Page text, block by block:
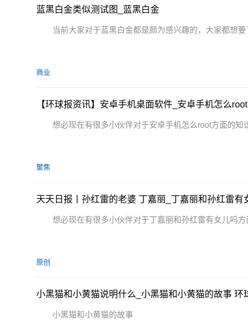
蓝黑白金类似测试图_蓝黑白金
当前大家对于蓝黑白金都是颇为感兴趣的，大家都想要
商业
【环球报资讯】安卓手机桌面软件_安卓手机怎么root
想必现在有很多小伙伴对于安卓手机怎么root方面的知
聚焦
天天日报丨孙红雷的老婆 丁嘉丽_丁嘉丽和孙红雷有
想必现在有很多小伙伴对于丁嘉丽和孙红雷有女儿吗
原创
小黑猫和小黄猫说明什么_小黑猫和小黄猫的故事 环
小黑猫和小黄猫的故事